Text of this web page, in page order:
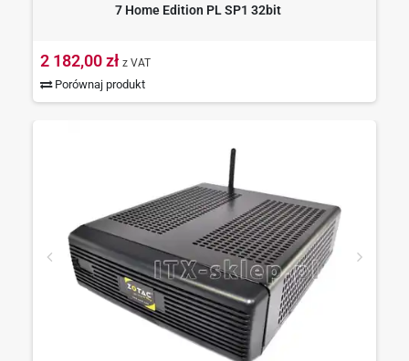
7 Home Edition PL SP1 32bit
2 182,00 zł z VAT
Porównaj produkt